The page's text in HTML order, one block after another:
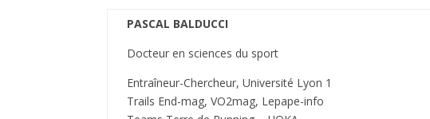
PASCAL BALDUCCI
Docteur en sciences du sport
Entraîneur-Chercheur, Université Lyon 1
Trails End-mag, VO2mag, Lepape-info